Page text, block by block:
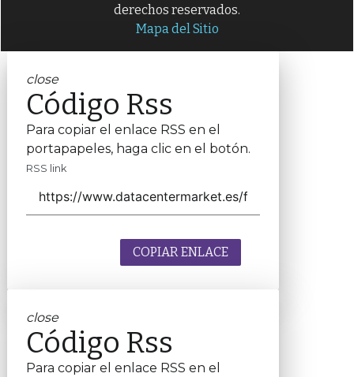
derechos reservados.
Mapa del Sitio
close
Código Rss
Para copiar el enlace RSS en el
portapapeles, haga clic en el botón.
RSS link
COPIAR ENLACE
close
Código Rss
Para copiar el enlace RSS en el